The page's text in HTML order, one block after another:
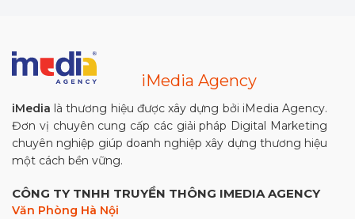
iMedia Agency
iMedia là thương hiệu được xây dựng bởi iMedia Agency.
Đơn vị chuyên cung cấp các giải pháp Digital Marketing
chuyên nghiệp giúp doanh nghiệp xây dựng thương hiệu
một cách bền vững.
CÔNG TY TNHH TRUYỀN THÔNG IMEDIA AGENCY
Văn Phòng Hà Nội